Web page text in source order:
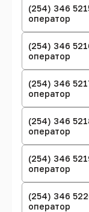
(254) 346
оператор
(254) 346
оператор
(254) 346
оператор
(254) 346
оператор
(254) 346
оператор
(254) 346
оператор